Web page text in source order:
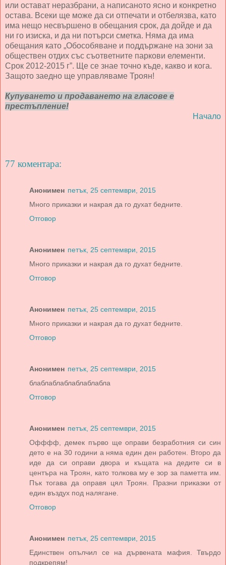
или остават неразбрани, а написаното ясно и конкретно
остава. Всеки ще може да си отпечати и отбелязва, като
има нещо несвършено в обещания срок, да дойде и да
ни го изиска, и да ни потърси сметка. Няма да има
обещания като „Обособяване и поддържане на зони за
обществен отдих със съответните паркови елементи.
Срок 2012-2015 г”. Ще се знае точно къде, какво и кога.
Защото заедно ще управляваме Троян!
Купуването и продаването на гласове е
престъпление!
Начало
77 коментара:
Анонимен петък, 25 септември, 2015
Много приказки и накрая да го духат бедните.
Отговор
Анонимен петък, 25 септември, 2015
Много приказки и накрая да го духат бедните.
Отговор
Анонимен петък, 25 септември, 2015
Много приказки и накрая да го духат бедните.
Отговор
Анонимен петък, 25 септември, 2015
блаблаблаблаблаблабла
Отговор
Анонимен петък, 25 септември, 2015
Офффф, демек първо ще оправи безработния си син
дето е на 30 години а няма един ден работен. Второ да
иде да си оправи двора и къщата на дедите си в
центъра на Троян, като толкова му е зор за паметта им.
Пък тогава да оправя цял Троян. Празни приказки от
един въздух под налягане.
Отговор
Анонимен петък, 25 септември, 2015
Единствен опълчил се на дървената мафия. Твърдо
подкрепям!